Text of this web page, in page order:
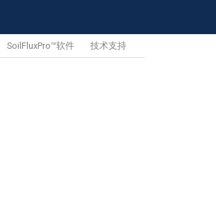
SoilFluxPro™软件 技术支持